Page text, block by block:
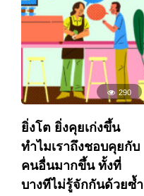
290
ยิ่งโต ยิ่งคุยเก่งขึ้น
ทำไมเราถึงชอบคุยกับ
คนอื่นมากขึ้น ทั้งที่
บางทีไม่รู้จักกันด้วยซ้ำ